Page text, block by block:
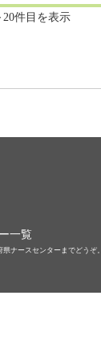
20件目を表示
一覧
ナースセンターまでどうぞ。